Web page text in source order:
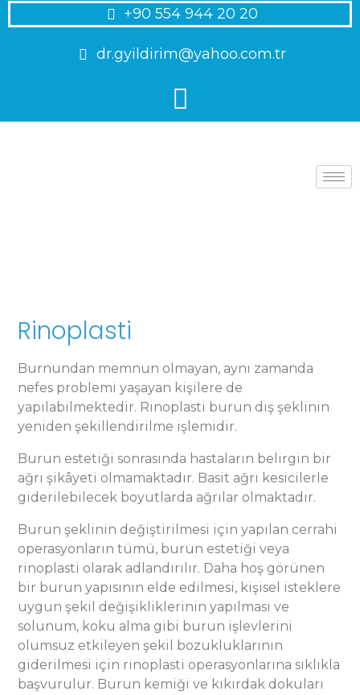
+90 554 944 20 20
dr.gyildirim@yahoo.com.tr
Rinoplasti
Burnundan memnun olmayan, aynı zamanda
nefes problemi yaşayan kişilere de
yapılabilmektedir. Rinoplasti burun dış şeklinin
yeniden şekillendirilme işlemidir.
Burun estetiği sonrasında hastaların belirgin bir
ağrı şikâyeti olmamaktadır. Basit ağrı kesicilerle
giderilebilecek boyutlarda ağrılar olmaktadır.
Burun şeklinin değiştirilmesi için yapılan cerrahi
operasyonların tümü, burun estetiği veya
rinoplasti olarak adlandırılır. Daha hoş görünen
bir burun yapısının elde edilmesi, kişisel isteklere
uygun şekil değişikliklerinin yapılması ve
solunum, koku alma gibi burun işlevlerini
olumsuz etkileyen şekil bozukluklarının
giderilmesi için rinoplasti operasyonlarına sıklıkla
başvurulur. Burun kemiği ve kıkırdak dokuları